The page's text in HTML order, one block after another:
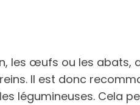
les œufs ou les abats,
Il est donc
légumineuses. Cela